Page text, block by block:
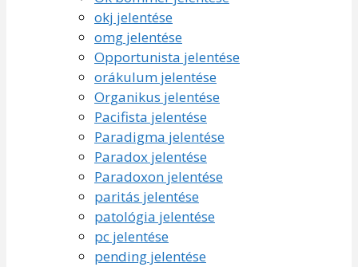
okj jelentése
omg jelentése
Opportunista jelentése
orákulum jelentése
Organikus jelentése
Pacifista jelentése
Paradigma jelentése
Paradox jelentése
Paradoxon jelentése
paritás jelentése
patológia jelentése
pc jelentése
pending jelentése